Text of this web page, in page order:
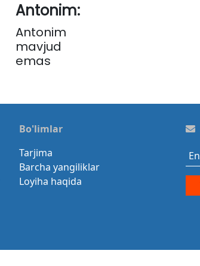
Antonim:
Antonim
mavjud
emas
Bo'limlar
Tarjima
Barcha yangiliklar
Loyiha haqida